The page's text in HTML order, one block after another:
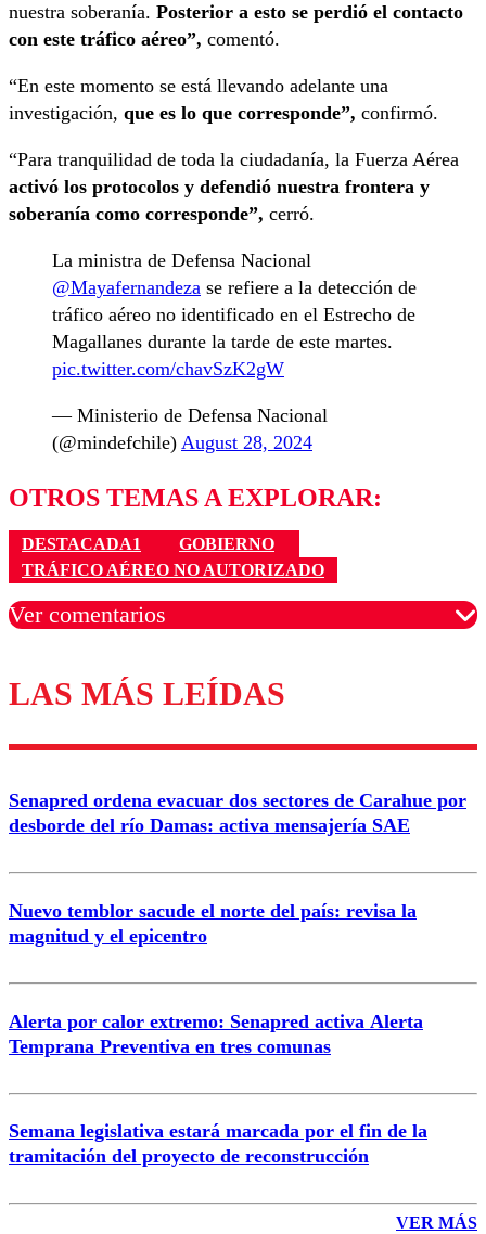
nuestra soberanía. Posterior a esto se perdió el contacto
con este tráfico aéreo”, comentó.
“En este momento se está llevando adelante una
investigación, que es lo que corresponde”, confirmó.
“Para tranquilidad de toda la ciudadanía, la Fuerza Aérea
activó los protocolos y defendió nuestra frontera y
soberanía como corresponde”, cerró.
La ministra de Defensa Nacional
@Mayafernandeza se refiere a la detección de
tráfico aéreo no identificado en el Estrecho de
Magallanes durante la tarde de este martes.
pic.twitter.com/chavSzK2gW
— Ministerio de Defensa Nacional
(@mindefchile) August 28, 2024
OTROS TEMAS A EXPLORAR:
DESTACADA1
GOBIERNO
TRÁFICO AÉREO NO AUTORIZADO
Ver comentarios
Los comentarios son moderados para garantizar un
diálogo respetuoso.
Correo
LAS MÁS LEÍDAS
Senapred ordena evacuar dos sectores de Carahue por
desborde del río Damas: activa mensajería SAE
Nuevo temblor sacude el norte del país: revisa la
magnitud y el epicentro
Alerta por calor extremo: Senapred activa Alerta
Temprana Preventiva en tres comunas
Semana legislativa estará marcada por el fin de la
tramitación del proyecto de reconstrucción
VER MÁS